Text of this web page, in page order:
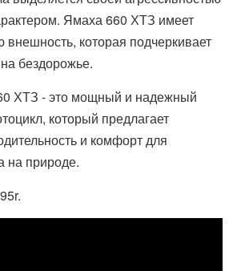
Ямаха 660 ХТЗ имеет
внешность, которая подчеркивает
бездорожье.
ХТЗ - это мощный и надежный
который предлагает
и комфорт для
на природе.